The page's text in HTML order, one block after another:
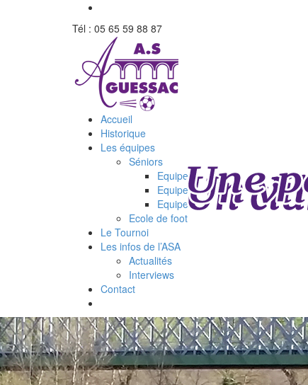
Tél : 05 65 59 88 87
Accueil
Historique
Les équipes
Séniors
Equipe 1
Equipe 2
Equipe 3
Ecole de foot
Le Tournoi
Les infos de l’ASA
Actualités
Interviews
Contact